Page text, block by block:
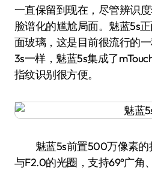
一直保留到现在，尽管辨识
脸谱化的尴尬局面。魅蓝5s
面玻璃，这是目前很流行的
3s一样，魅蓝5s集成了
指纹识别很方便。
魅蓝5s前置500万像素的
与F2.0的光圈，支持69°广角